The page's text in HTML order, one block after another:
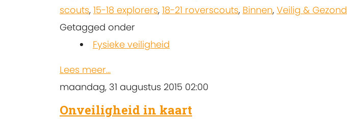
scouts, 15-18 explorers, 18-21 roverscouts, Binnen, Veilig & Gezond
Getagged onder
Fysieke veiligheid
Lees meer...
maandag, 31 augustus 2015 02:00
Onveiligheid in kaart